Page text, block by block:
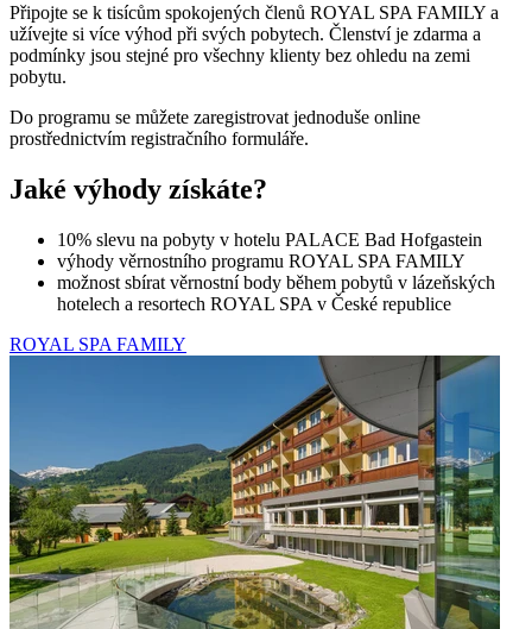
Připojte se k tisícům spokojených členů ROYAL SPA FAMILY a
užívejte si více výhod při svých pobytech. Členství je zdarma a
podmínky jsou stejné pro všechny klienty bez ohledu na zemi
pobytu.
Do programu se můžete zaregistrovat jednoduše online
prostřednictvím registračního formuláře.
Jaké výhody získáte?
10% slevu na pobyty v hotelu PALACE Bad Hofgastein
výhody věrnostního programu ROYAL SPA FAMILY
možnost sbírat věrnostní body během pobytů v lázeňských
hotelech a resortech ROYAL SPA v České republice
ROYAL SPA FAMILY